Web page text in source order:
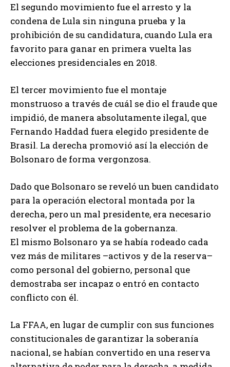
El segundo movimiento fue el arresto y la
condena de Lula sin ninguna prueba y la
prohibición de su candidatura, cuando Lula era
favorito para ganar en primera vuelta las
elecciones presidenciales en 2018.
El tercer movimiento fue el montaje
monstruoso a través de cuál se dio el fraude que
impidió, de manera absolutamente ilegal, que
Fernando Haddad fuera elegido presidente de
Brasil. La derecha promovió así la elección de
Bolsonaro de forma vergonzosa.
Dado que Bolsonaro se reveló un buen candidato
para la operación electoral montada por la
derecha, pero un mal presidente, era necesario
resolver el problema de la gobernanza.
El mismo Bolsonaro ya se había rodeado cada
vez más de militares –activos y de la reserva–
como personal del gobierno, personal que
demostraba ser incapaz o entró en contacto
conflicto con él.
La FFAA, en lugar de cumplir con sus funciones
constitucionales de garantizar la soberanía
nacional, se habían convertido en una reserva